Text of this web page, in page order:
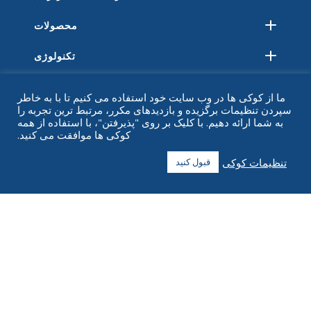
محصولات
تکنولوژی
درباره
ما از کوکی ها در وب سایت خود استفاده می کنیم تا با به خاطر
سپردن تنظیمات برگزیده و بازدیدهای مکرر، مرتبط ترین تجربه را
به شما ارائه دهیم. با کلیک بر روی "پذیرفتن"، با استفاده از همه
کوکی ها موافقت می کنید.
تنظیمات کوکی
قبول کنید